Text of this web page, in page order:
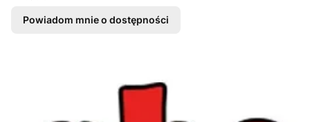
Powiadom mnie o dostępności